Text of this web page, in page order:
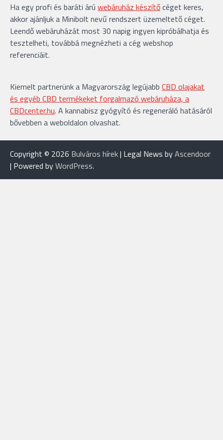
Ha egy profi és baráti árú webáruház készítőcéget keres,
akkor ajánljuk a Minibolt nevű rendszert üzemeltető céget.
Leendő webáruházát most 30 napig ingyen kipróbálhatja és
tesztelheti, továbbá megnézheti a cég webshop
referenciáit.
Kiemelt partnerünk a Magyarország legújabb CBD olajakat
és egyéb CBD termékeket forgalmazó webáruháza, a
CBDcenter.hu. A kannabisz gyógyító és regeneráló hatásáról
bővebben a weboldalon olvashat.
Copyright © 2026 Bulváros hírek| Legal News byAscendoor
| Powered byWordPress.